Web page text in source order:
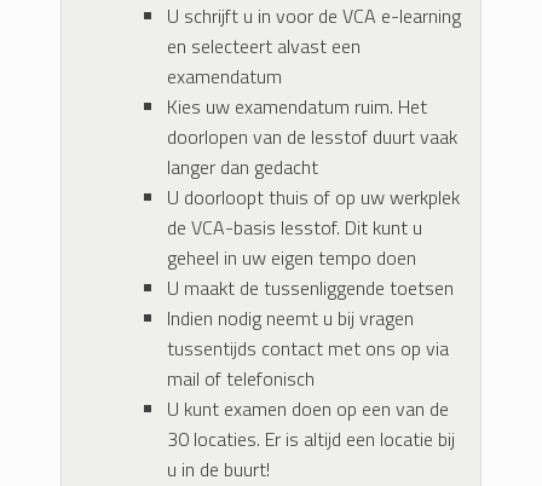
U schrijft u in voor de VCA e-learning
en selecteert alvast een
examendatum
Kies uw examendatum ruim. Het
doorlopen van de lesstof duurt vaak
langer dan gedacht
U doorloopt thuis of op uw werkplek
de VCA-basis lesstof. Dit kunt u
geheel in uw eigen tempo doen
U maakt de tussenliggende toetsen
Indien nodig neemt u bij vragen
tussentijds contact met ons op via
mail of telefonisch
U kunt examen doen op een van de
30 locaties. Er is altijd een locatie bij
u in de buurt!